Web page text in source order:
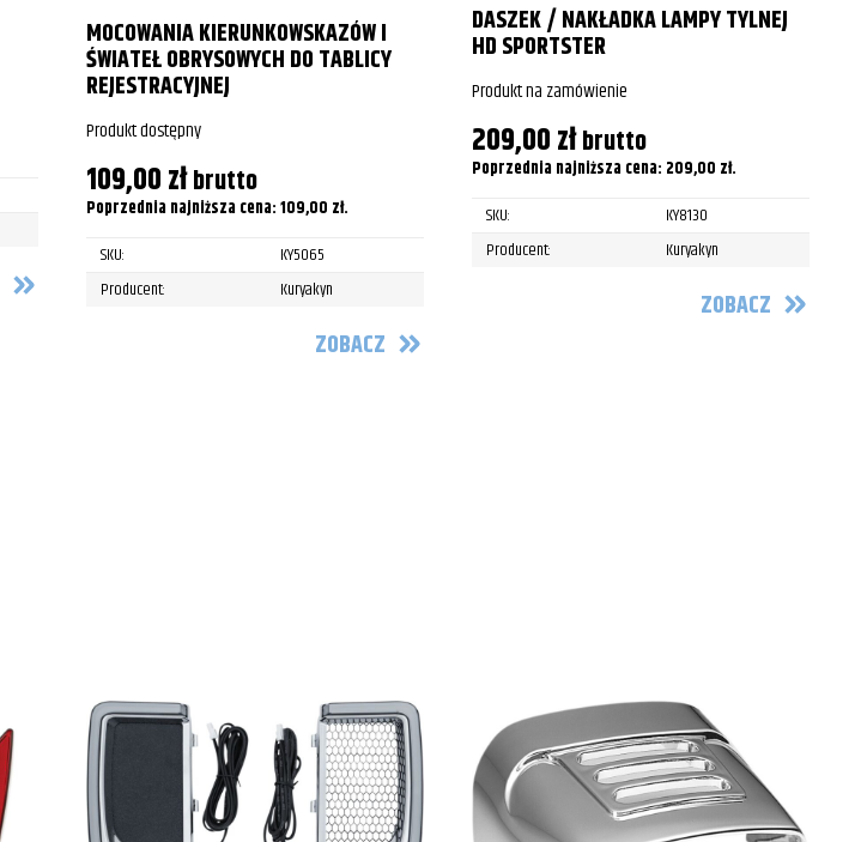
MOCOWANIA KIERUNKOWSKAZÓW I
ŚWIATEŁ OBRYSOWYCH DO TABLICY
REJESTRACYJNEJ
Produkt dostępny
109,00złbrutto
Poprzednia najniższa cena:109,00 zł.
SKU:
KY5065
Producent:
Kuryakyn
ZOBACZ
DASZEK / NAKŁADKA LAMPY TYLNEJ
HD SPORTSTER
Produkt na zamówienie
209,00złbrutto
Poprzednia najniższa cena: 209,00 zł.
SKU:
KY8130
Producent:
Kuryakyn
ZOBACZ